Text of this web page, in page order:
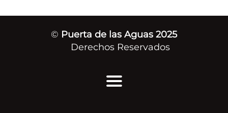
© Puerta de las Aguas 2025
Derechos Reservados